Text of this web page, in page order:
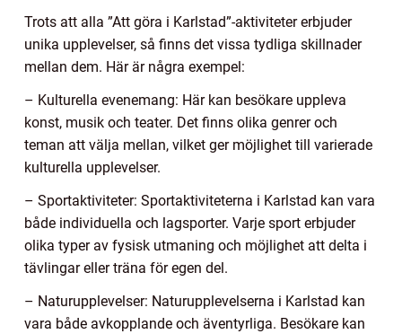
Trots att alla ”Att göra i Karlstad”-aktiviteter erbjuder
unika upplevelser, så finns det vissa tydliga skillnader
mellan dem. Här är några exempel:
– Kulturella evenemang: Här kan besökare uppleva
konst, musik och teater. Det finns olika genrer och
teman att välja mellan, vilket ger möjlighet till varierade
kulturella upplevelser.
– Sportaktiviteter: Sportaktiviteterna i Karlstad kan vara
både individuella och lagsporter. Varje sport erbjuder
olika typer av fysisk utmaning och möjlighet att delta i
tävlingar eller träna för egen del.
– Naturupplevelser: Naturupplevelserna i Karlstad kan
vara både avkopplande och äventyrliga. Besökare kan